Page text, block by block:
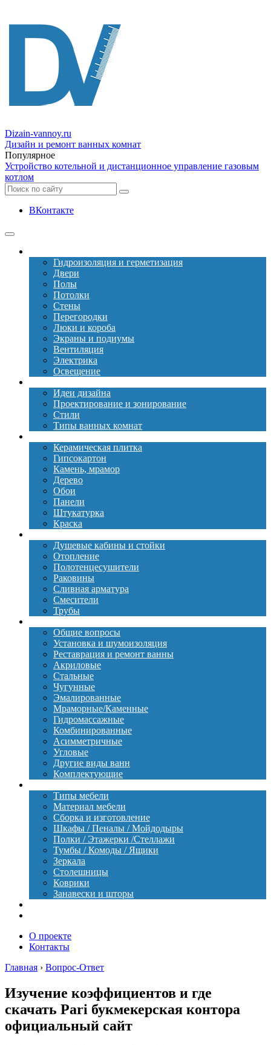
Dizain-vannoy.ru
Дизайн и ремонт ванных комнат
Популярное
Устройство котельной и дистанционное управление газовым
котлом
ВКонтакте
Гидроизоляция и герметизация
Двери
Полы
Потолки
Стены
Перегородки
Люки и короба
Экраны и подиумы
Вентиляция
Электрика
Освещение
Идеи дизайна
Проектирование и зонирование
Стили
Типы ванных комнат
Керамическая плитка
Гипсокартон
Камень, мрамор
Дерево
Обои
Панели
Штукатурка
Краска
Душевые кабины и стойки
Отопление
Полотенцесушители
Раковины
Сливная арматура
Смесители
Трубы
Общие вопросы
Установка и шумоизоляция
Реставрация и ремонт ванны
Акриловые
Стальные
Чугунные
Эмалированные
Мраморные/Каменные
Гидромассажные
Комбинированные
Асимметричные
Угловые
Другие виды ванн
Комплектующие
Типы мебели
Материал мебели
Сборка и изготовление
Шкафы / Пеналы / Мойдодыры
Полки / Этажерки /Стеллажи
Тумбы / Комоды / Ящики
Зеркала
Столешницы
Коврики
Занавески и шторы
О проекте
Контакты
Главная › Вопрос-Ответ
Изучение коэффициентов и где
скачать Pari букмекерская контора
официальный сайт